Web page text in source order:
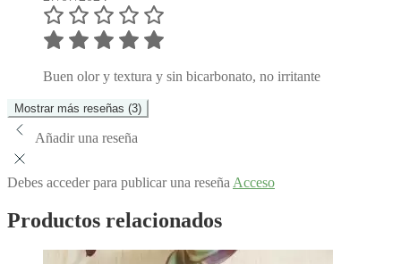
Buen olor y textura y sin bicarbonato, no irritante
Mostrar más reseñas (3)
Añadir una reseña
Debes acceder para publicar una reseña Acceso
Productos relacionados